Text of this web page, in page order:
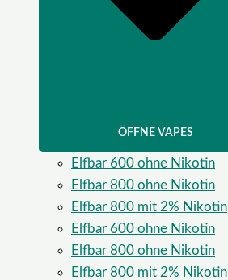
ÖFFNE VAPES
Elfbar 600 ohne Nikotin
Elfbar 800 ohne Nikotin
Elfbar 800 mit 2% Nikotin
Elfbar 600 ohne Nikotin
Elfbar 800 ohne Nikotin
Elfbar 800 mit 2% Nikotin